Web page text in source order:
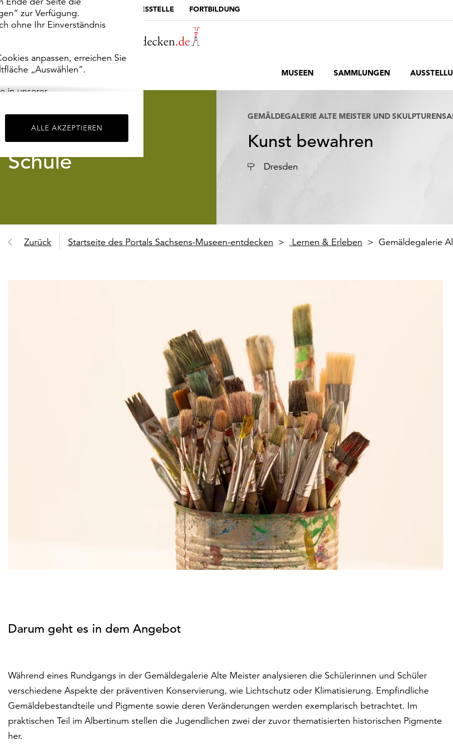
zur Verfügung.
ohne Ihr Einverständnis
anpassen, erreichen Sie
„Auswählen“.
in unserer
ALLE AKZEPTIEREN
MUSEUMSPORTAL DIE LANDESSTELLE FORTBILDUNG
MUSEEN SAMMLUNGEN
Schule
GEMÄLDEGALERIE ALTE MEISTER UND
Kunst bewahren
Ort Dresden
Zurück Startseite des Portals Sachsens-Museen-entdecken Lernen & Erleben Gemäldegalerie
Darum geht es in dem Angebot
Während eines Rundgangs in der Gemäldegalerie Alte Meister analysieren die Schülerinnen und Schüler
verschiedene Aspekte der präventiven Konservierung, wie Lichtschutz oder Klimatisierung. Empfindliche
Gemäldebestandteile und Pigmente sowie deren Veränderungen werden exemplarisch betrachtet. Im
praktischen Teil im Albertinum stellen die Jugendlichen zwei der zuvor thematisierten historischen Pigmente
her.